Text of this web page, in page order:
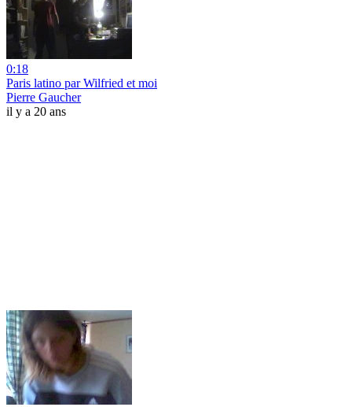
0:18
Paris latino par Wilfried et moi
Pierre Gaucher
il y a 20 ans